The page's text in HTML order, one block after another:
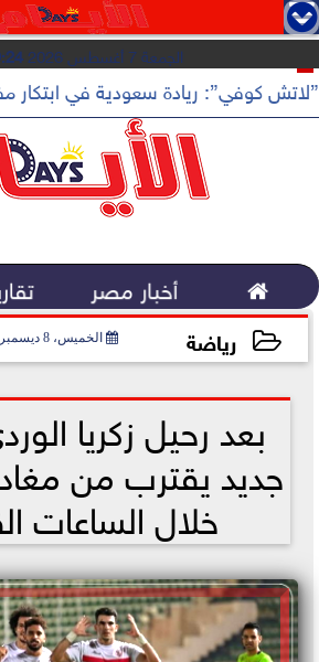
  
الجمعة 7 أغسطس 2026
”لاتش كوفي”: ريادة سعودية في ابتكار
 أخبار مصر
رياضة الخميس، 8 ديسمبر 2022
بعد رحيل زكريا
جديد يقترب من
خلال الساعات